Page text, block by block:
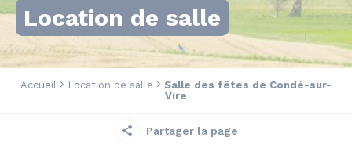
Location de salle
Accueil Location de salle
Salle des fêtes de Condé-sur-
Vire
Partager la page